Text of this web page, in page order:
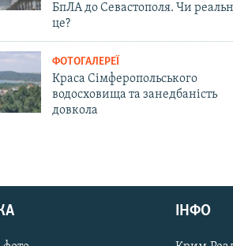
БпЛА до Севастополя. Чи
це?
ФОТОГАЛЕРЕЇ
Краса Сімферопольського
водосховища та занедбаність
довкола
ІНФО